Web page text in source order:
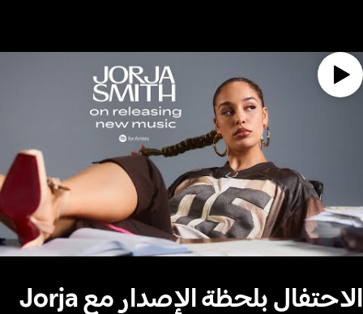
الاحتفال بلحظة الإصدار مع Jorja